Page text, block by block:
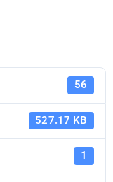
56
527.17 KB
1